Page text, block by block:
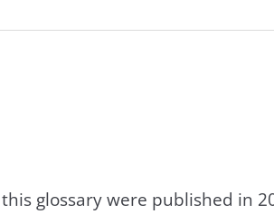
glossary were published in